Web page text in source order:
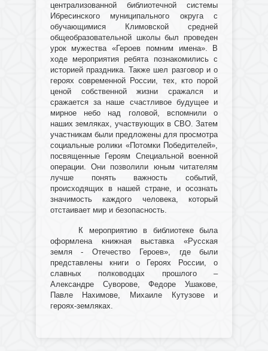
централизованной библиотечной системы
Ибресинского муниципального округа с
обучающимися Климовской средней
общеобразовательной школы был проведен
урок мужества «Героев помним имена». В
ходе мероприятия ребята познакомились с
историей праздника. Также шел разговор и о
героях современной России, тех, кто порой
ценой собственной жизни сражался и
сражается за наше счастливое будущее и
мирное небо над головой, вспомнили о
наших земляках, участвующих в СВО. Затем
участникам были предложены для просмотра
социальные ролики «Потомки Победителей»,
посвященные Героям Специальной военной
операции. Они позволили юным читателям
лучше понять важность событий,
происходящих в нашей стране, и осознать
значимость каждого человека, который
отстаивает мир и безопасность.
К мероприятию в библиотеке была
оформлена книжная выставка «Русская
земля - Отечество Героев», где были
представлены книги о Героях России, о
славных полководцах прошлого –
Александре Суворове, Федоре Ушакове,
Павле Нахимове, Михаиле Кутузове и
героях-земляках.